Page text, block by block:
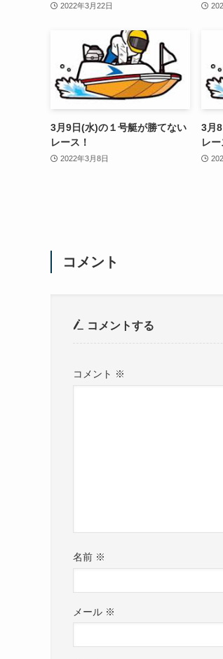
2022年3月22日
3月9日(水)の１号艇が勝てない
レース！
2022年3月8日
3月
レー
コメント
コメントする
コメント ※
名前 ※
メール ※